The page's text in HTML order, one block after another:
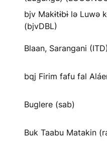
bjv Makɨtɨbɨ lə Luwə
(bjvDBL)
Blaan, Sarangani (ITD)
bqj Firim fafu fal
Buglere (sab)
Buk Taabu Matakin